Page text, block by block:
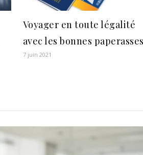
Voyager en toute légalité
avec les bonnes
7 juin 2021